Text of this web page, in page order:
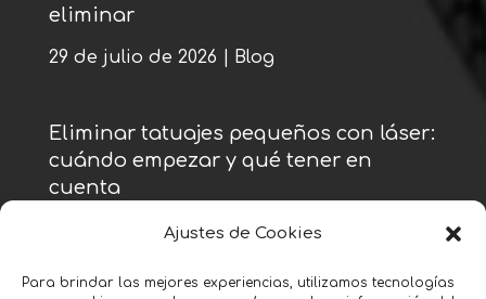
Ajustes de Cookies
Para brindar las mejores experiencias, utilizamos tecnologías
eliminar
29 de julio de 2026 Blog
Eliminar tatuajes pequeños con láser:
cuándo empezar y qué tener en
cuenta
22 de julio de 2026|Blog